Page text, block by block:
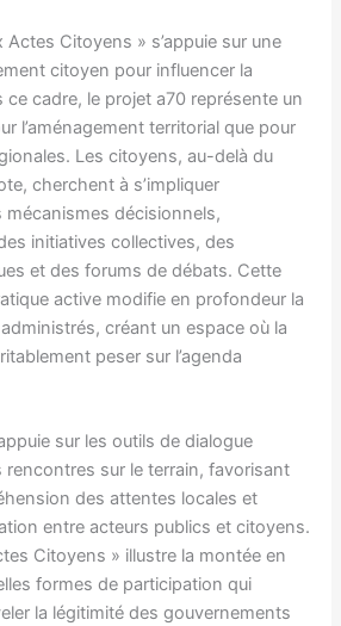
Citoyens » s’appuie sur une
citoyen pour influencer la
ce cadre, le projet a70 représente un
l’aménagement territorial que pour
Les citoyens, au-delà du
cherchent à s’impliquer
décisionnels,
initiatives collectives, des
et des forums de débats. Cette
active modifie en profondeur la
créant un espace où la
peser sur l’agenda
sur les outils de dialogue
rencontres sur le terrain, favorisant
des attentes locales et
entre acteurs publics et citoyens.
Citoyens » illustre la montée en
formes de participation qui
la légitimité des gouvernements